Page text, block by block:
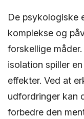
De psykologiske
komplekse og
forskellige
isolation spiller
effekter. Ved at
udfordringer kan
forbedre den